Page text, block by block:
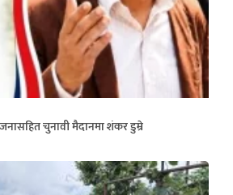
चुनावी मैदानमा शंकर डुम्रे